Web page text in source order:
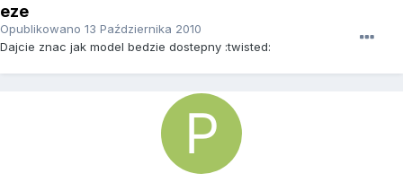
eze
Opublikowano 13 Października 2010
Dajcie znac jak model bedzie dostepny :twisted: